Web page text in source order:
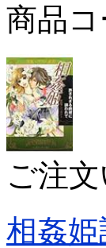
商品コ
ご注
相姦